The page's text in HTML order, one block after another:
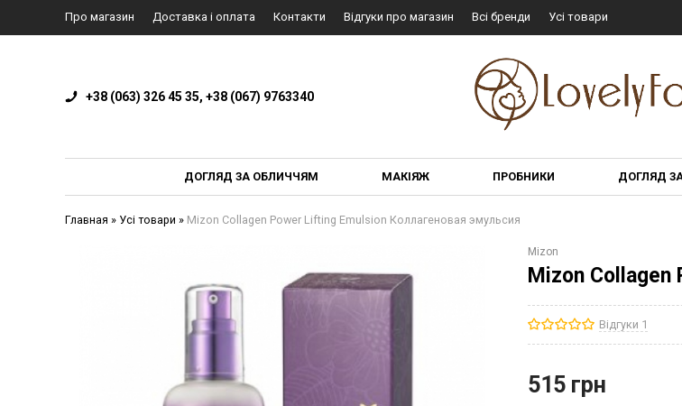
Про магазин Доставка і оплата Контакти Відгуки про магазин Всі бренди Усі товари
+38 (063) 326 45 35, +38 (067) 9763340
ДОГЛЯД ЗА ОБЛИЧЧЯМ МАКІЯЖ ПРОБНИКИ ДОГЛЯД
Главная » Усі товари » Mizon Collagen Power Lifting Emulsion Коллагеновая эмульсия
Mizon
Mizon Collagen
Відгуки 1
515 грн